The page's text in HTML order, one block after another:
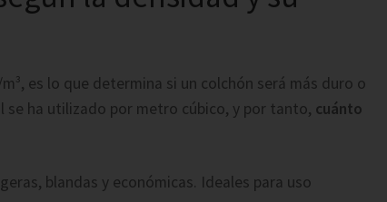
es lo que determina si un colchón será más duro o
ha utilizado por metro cúbico, y por tanto, cuánto
blandas y económicas. Ideales para uso